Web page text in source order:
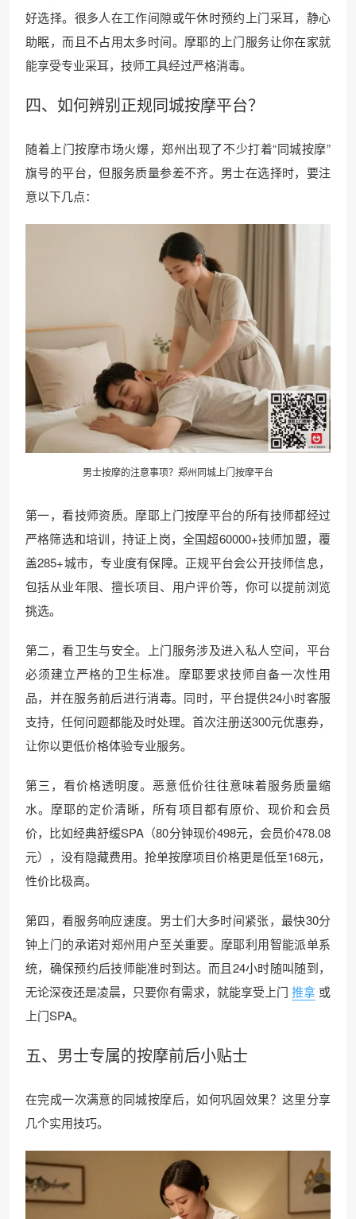
好选择。很多人在工作间隙或午休时预约上门采耳，静心
助眠，而且不占用太多时间。摩耶的上门服务让你在家就
能享受专业采耳，技师工具经过严格消毒。
四、如何辨别正规同城按摩平台？
随着上门按摩市场火爆，郑州出现了不少打着“同城按摩”
旗号的平台，但服务质量参差不齐。男士在选择时，要注
意以下几点：
男士按摩的注意事项？郑州同城上门按摩平台
第一，看技师资质。摩耶上门按摩平台的所有技师都经过
严格筛选和培训，持证上岗，全国超60000+技师加盟，覆
盖285+城市，专业度有保障。正规平台会公开技师信息，
包括从业年限、擅长项目、用户评价等，你可以提前浏览
挑选。
第二，看卫生与安全。上门服务涉及进入私人空间，平台
必须建立严格的卫生标准。摩耶要求技师自备一次性用
品，并在服务前后进行消毒。同时，平台提供24小时客服
支持，任何问题都能及时处理。首次注册送300元优惠券，
让你以更低价格体验专业服务。
第三，看价格透明度。恶意低价往往意味着服务质量缩
水。摩耶的定价清晰，所有项目都有原价、现价和会员
价，比如经典舒缓SPA（80分钟现价498元，会员价478.08
元），没有隐藏费用。抢单按摩项目价格更是低至168元，
性价比极高。
第四，看服务响应速度。男士们大多时间紧张，最快30分
钟上门的承诺对郑州用户至关重要。摩耶利用智能派单系
统，确保预约后技师能准时到达。而且24小时随叫随到，
无论深夜还是凌晨，只要你有需求，就能享受上门 推拿 或
上门SPA。
五、男士专属的按摩前后小贴士
在完成一次满意的同城按摩后，如何巩固效果？这里分享
几个实用技巧。